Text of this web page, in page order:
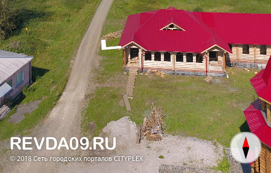
© 2018Сеть городских порталов CITYPLEX